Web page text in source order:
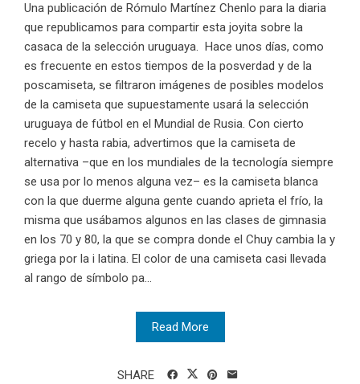
Una publicación de Rómulo Martínez Chenlo para la diaria
que republicamos para compartir esta joyita sobre la
casaca de la selección uruguaya. Hace unos días, como
es frecuente en estos tiempos de la posverdad y de la
poscamiseta, se filtraron imágenes de posibles modelos
de la camiseta que supuestamente usará la selección
uruguaya de fútbol en el Mundial de Rusia. Con cierto
recelo y hasta rabia, advertimos que la camiseta de
alternativa –que en los mundiales de la tecnología siempre
se usa por lo menos alguna vez– es la camiseta blanca
con la que duerme alguna gente cuando aprieta el frío, la
misma que usábamos algunos en las clases de gimnasia
en los 70 y 80, la que se compra donde el Chuy cambia la y
griega por la i latina. El color de una camiseta casi llevada
al rango de símbolo pa...
Read More
SHARE